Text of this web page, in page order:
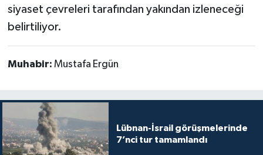
siyaset çevreleri tarafından yakından izleneceği
belirtiliyor.
Muhabir: Mustafa Ergün
Lübnan-İsrail görüşmelerinde
7’nci tur tamamlandı